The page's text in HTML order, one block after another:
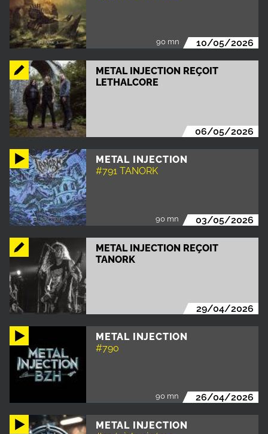
90 mn 10/05/2026
METAL INJECTION REÇOIT
LETHALCORE
06/05/2026
METAL INJECTION
#791 TANORK
90 mn 03/05/2026
METAL INJECTION REÇOIT
TANORK
29/04/2026
METAL INJECTION
#790
90 mn 26/04/2026
METAL INJECTION